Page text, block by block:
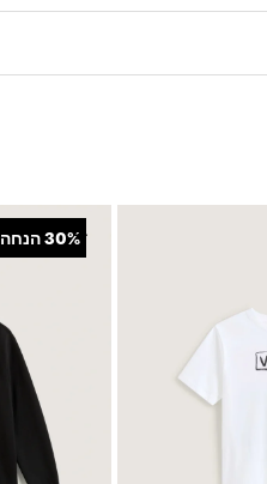
+
30%הנחה